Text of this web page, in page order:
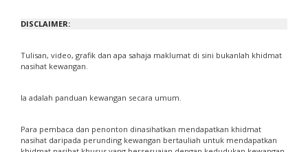
DISCLAIMER:
Tulisan, video, grafik dan apa sahaja maklumat di sini bukanlah khidmat
nasihat kewangan.
Ia adalah panduan kewangan secara umum.
Para pembaca dan penonton dinasihatkan mendapatkan khidmat
nasihat daripada perunding kewangan bertauliah untuk mendapatkan